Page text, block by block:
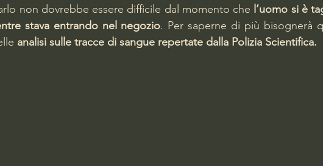
non dovrebbe essere difficile dal momento che l’uomo si è
stava entrando nel negozio. Per saperne di più bisognerà
analisi sulle tracce di sangue repertate dalla Polizia Scientifica.